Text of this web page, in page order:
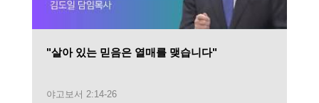
"살아 있는 믿음은 열매를 맺습니다"
야고보서 2:14-26